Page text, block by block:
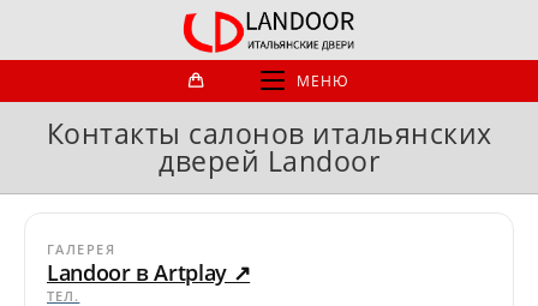
МЕНЮ
Контакты салонов итальянских
дверей Landoor
ГАЛЕРЕЯ
Landoor в Artplay ↗
ТЕЛ.